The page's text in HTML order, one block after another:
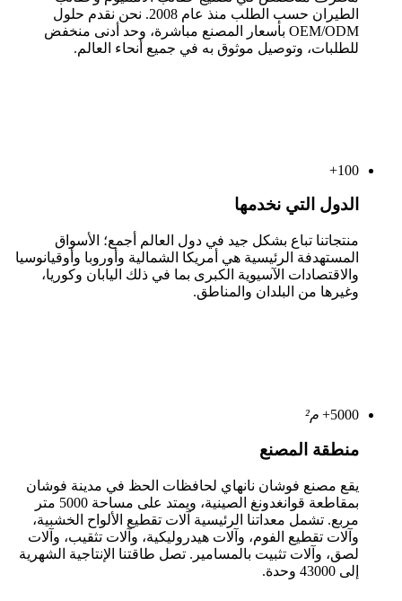
الطيران حسب الطلب منذ عام 2008. نحن نقدم حلول
OEM/ODM بأسعار المصنع مباشرة، وحد أدنى منخفض
للطلبات، وتوصيل موثوق به في جميع أنحاء العالم.
100
+
الدول التي نخدمها
منتجاتنا تباع بشكل جيد في دول العالم أجمع؛ الأسواق
المستهدفة الرئيسية هي أمريكا الشمالية وأوروبا وأوقيانوسيا
والاقتصادات الآسيوية الكبرى بما في ذلك اليابان وكوريا،
وغيرها من البلدان والمناطق.
5000
+ م²
منطقة المصنع
يقع مصنع فوشان نانهاي لحافظات الحظ في مدينة فوشان
بمقاطعة قوانغدونغ الصينية، ويمتد على مساحة 5000 متر
مربع. تشمل معداتنا الرئيسية آلات تقطيع الألواح الخشبية،
وآلات تقطيع الفوم، وآلات هيدروليكية، وآلات تثقيب، وآلات
لصق، وآلات تثبيت بالمسامير. تصل طاقتنا الإنتاجية الشهرية
إلى 43000 وحدة.